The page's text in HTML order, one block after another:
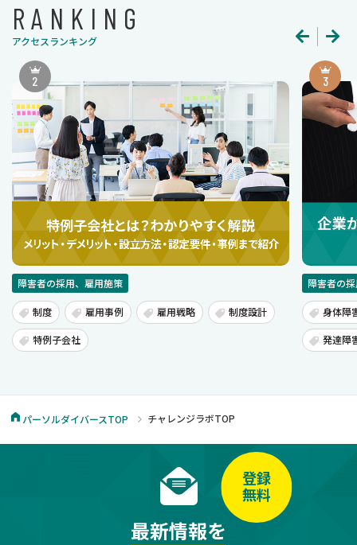
RANKING
アクセスランキング
2
障害者の採用、雇用施策
制度 雇用事例 雇用戦略 制度設計
特例子会社
3
障害者の採
身体障害
発達障害
パーソルダイバースTOP チャレンジラボTOP
最新情報を
登録
無料